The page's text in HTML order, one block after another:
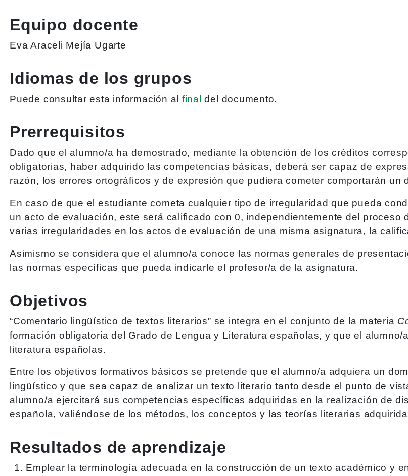
Equipo docente
Eva Araceli Mejía Ugarte
Idiomas de los grupos
Puede consultar esta información al final del documento.
Prerrequisitos
Dado que el alumno/a ha demostrado, mediante la obtención de los créditos
obligatorias, haber adquirido las competencias básicas, deberá ser capaz de
razón, los errores ortográficos y de expresión que pudiera cometer comportarán
En caso de que el estudiante cometa cualquier tipo de irregularidad que pueda
un acto de evaluación, este será calificado con 0, independientemente del
varias irregularidades en los actos de evaluación de una misma asignatura, la
Asimismo se considera que el alumno/a conoce las normas generales de
las normas específicas que pueda indicarle el profesor/a de la asignatura.
Objetivos
“Comentario lingüístico de textos literarios” se integra en el conjunto de la materia
formación obligatoria del Grado de Lengua y Literatura españolas, y que el
literatura españolas.
Entre los objetivos formativos básicos se pretende que el alumno/a adquiera un
lingüístico y que sea capaz de analizar un texto literario tanto desde el punto de
alumno/a ejercitará sus competencias específicas adquiridas en la realización de
española, valiéndose de los métodos, los conceptos y las teorías literarias
Resultados de aprendizaje
Emplear la terminología adecuada en la construcción de un texto académico y